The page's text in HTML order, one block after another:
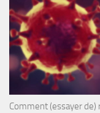
Comment (essayer de)